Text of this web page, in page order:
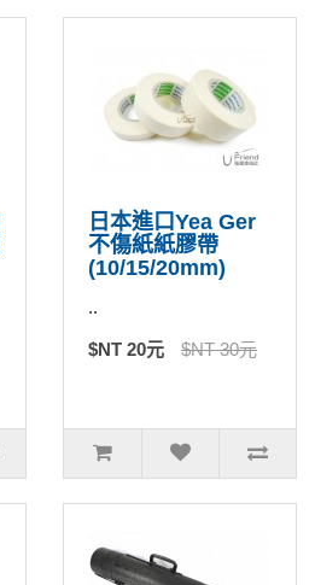
日本進口Yea Ger
不傷紙紙膠帶
(10/15/20mm)
..
$NT 20元 $NT 30元